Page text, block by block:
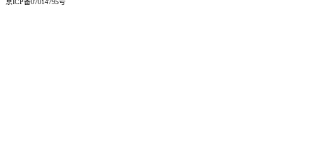
京ICP备07014795号